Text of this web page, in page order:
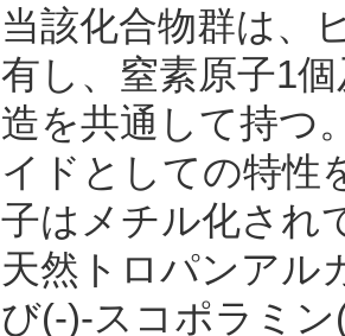
当該化合物群は、
有し、窒素原子1
造を共通して持つ
イドとしての特性
子はメチル化され
天然トロパンアル
び(-)-スコポラミ